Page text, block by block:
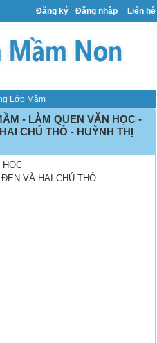
Đăng ký Đăng nhập Liên hệ
Lớp Mầm
- LÀM QUEN VĂN HỌC -
CHÚ THỎ - HUỲNH THỊ
HỌC
VÀ HAI CHÚ THỎ